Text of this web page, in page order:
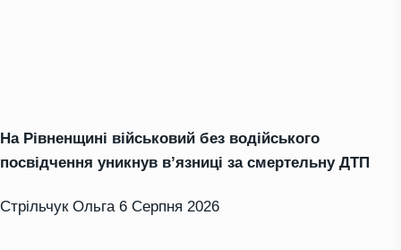
На Рівненщині військовий без водійського
посвідчення уникнув в’язниці за смертельну ДТП
Стрільчук Ольга 6 Серпня 2026